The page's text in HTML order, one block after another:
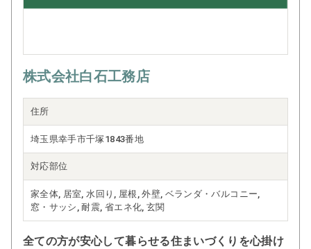
株式会社白石工務店
住所
埼玉県幸手市千塚1843番地
対応部位
家全体, 居室, 水回り, 屋根, 外壁, ベランダ・バルコニー,
窓・サッシ, 耐震, 省エネ化, 玄関
全ての方が安心して暮らせる住まいづくりを心掛け